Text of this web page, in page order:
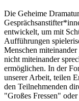
Die Geheime
entwickelt, um mit
Aufführungen
Menschen
nicht miteinander
ermöglichen. In der
unserer Arbeit, teilen
den Teilnehmenden
"Großes Fressen"